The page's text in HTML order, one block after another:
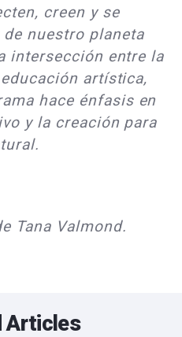
creen y se
nuestro planeta
intersección entre la
artística,
hace énfasis en
y la creación para
Tana Valmond.
Articles